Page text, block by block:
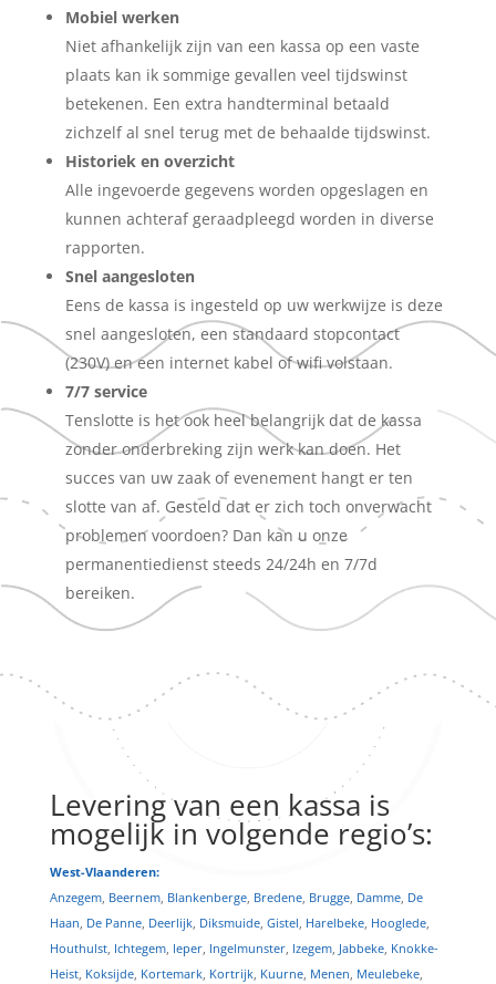
Mobiel werken
Niet afhankelijk zijn van een kassa op een vaste
plaats kan ik sommige gevallen veel tijdswinst
betekenen. Een extra handterminal betaald
zichzelf al snel terug met de behaalde tijdswinst.
Historiek en overzicht
Alle ingevoerde gegevens worden opgeslagen en
kunnen achteraf geraadpleegd worden in diverse
rapporten.
Snel aangesloten
Eens de kassa is ingesteld op uw werkwijze is deze
snel aangesloten, een standaard stopcontact
(230V) en een internet kabel of wifi volstaan.
7/7 service
Tenslotte is het ook heel belangrijk dat de kassa
zonder onderbreking zijn werk kan doen. Het
succes van uw zaak of evenement hangt er ten
slotte van af. Gesteld dat er zich toch onverwacht
problemen voordoen? Dan kan u onze
permanentiedienst steeds 24/24h en 7/7d
bereiken.
Levering van een kassa is
mogelijk in volgende regio’s:
West-Vlaanderen:
Anzegem, Beernem, Blankenberge, Bredene, Brugge, Damme, De
Haan De Panne, Deerlijk, Diksmuide, Gistel Harelbeke, Hooglede,
Houthulst, Ichtegem, Ieper, Ingelmunster, Izegem, Jabbeke, Knokke-
Heist, Koksijde, Kortemark, Kortrijk, Kuurne, Menen Meulebeke,